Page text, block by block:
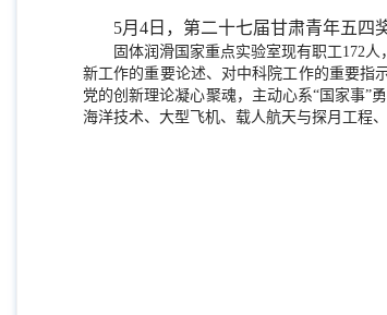
5月 4 日，第二十七届甘肃青年五四
固体润滑国家重点实验室现有职工172人
新工作的重要论述、对中科院工作的重要指
党的创新理论凝心聚魂，主动心系“国家事”
海洋技术、大型飞机、载人航天与探月工程